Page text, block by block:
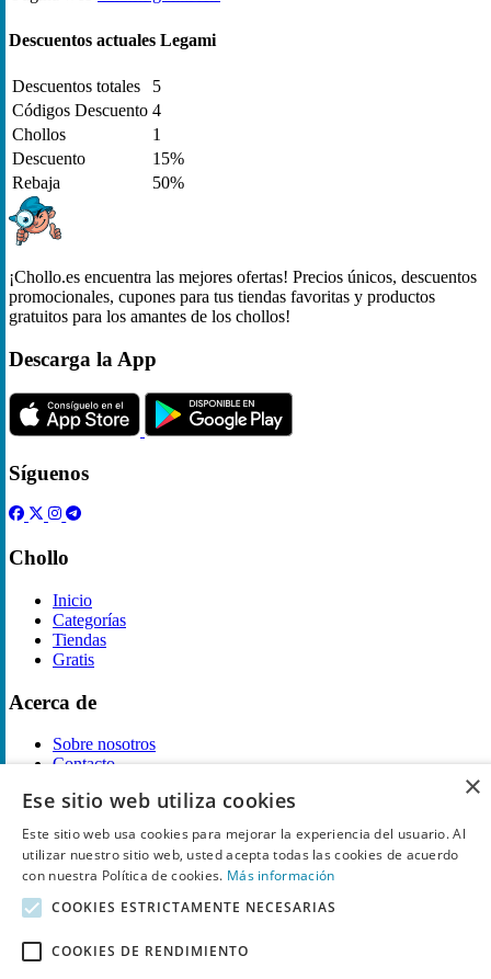
Descuentos actuales Legami
Descuentos totales
5
Códigos Descuento 4
Chollos
1
Descuento
15%
Rebaja
50%
¡Chollo.es encuentra las mejores ofertas! Precios únicos, descuentos
promocionales, cupones para tus tiendas favoritas y productos
gratuitos para los amantes de los chollos!
Descarga la App
Síguenos
Chollo
Inicio
Categorías
Tiendas
Gratis
Acerca de
Sobre nosotros
Contacto
Información legal
Privacidad
Términos y condiciones
Aviso y eliminación
×
Ese sitio web utiliza cookies
Este sitio web usa cookies para mejorar la experiencia del usuario. Al
utilizar nuestro sitio web, usted acepta todas las cookies de acuerdo
con nuestra Política de cookies. Más información
COOKIES ESTRICTAMENTE NECESARIAS
COOKIES DE RENDIMIENTO